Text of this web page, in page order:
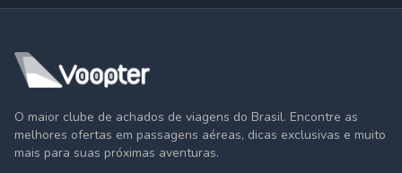
O maior clube de achados de viagens do Brasil. Encontre as
melhores ofertas em passagens aéreas, dicas exclusivas e muito
mais para suas próximas aventuras.